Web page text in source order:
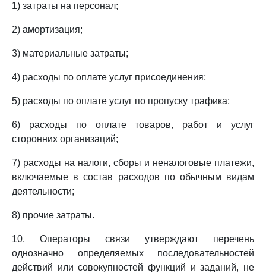
1) затраты на персонал;
2) амортизация;
3) материальные затраты;
4) расходы по оплате услуг присоединения;
5) расходы по оплате услуг по пропуску трафика;
6) расходы по оплате товаров, работ и услуг
сторонних организаций;
7) расходы на налоги, сборы и неналоговые платежи,
включаемые в состав расходов по обычным видам
деятельности;
8) прочие затраты.
10. Операторы связи утверждают перечень
однозначно определяемых последовательностей
действий или совокупностей функций и заданий, не